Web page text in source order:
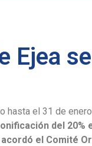
Ejea
hasta el 31 de
del 20%
el Comité